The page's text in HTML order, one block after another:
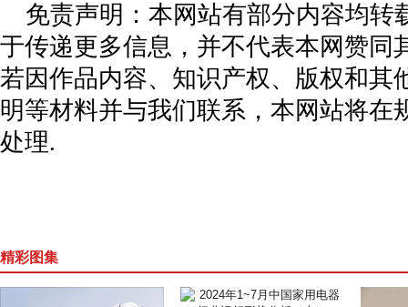
免责声明：本网站有部分内容均转
于传递更多信息，并不代表本网赞同
若因作品内容、知识产权、版权和其
明等材料并与我们联系，本网站将在
处理.
精彩图集